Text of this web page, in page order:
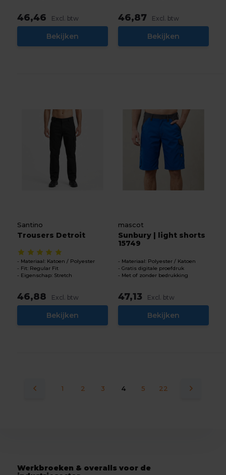
46,46 Excl. btw
Bekijken
46,87 Excl. btw
Bekijken
Santino
Trousers Detroit
Materiaal: Katoen / Polyester
Fit: Regular Fit
Eigenschap: Stretch
46,88 Excl. btw
Bekijken
mascot
Sunbury | light shorts
15749
Materiaal: Polyester / Katoen
Gratis digitale proefdruk
Met of zonder bedrukking
47,13 Excl. btw
Bekijken
1 2 3 4 5 22
Werkbroeken & overalls voor de